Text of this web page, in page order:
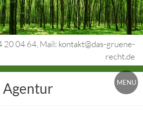
20 04 64, Mail: kontakt@das-gruene-
recht.de
MENU
Agentur